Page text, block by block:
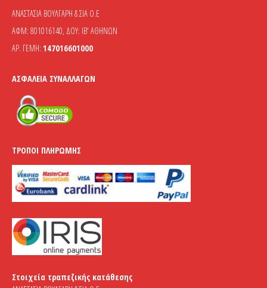
ΑΝΑΣΤΑΣΙΑ ΒΟΥΛΓΑΡΗ & ΣΙΑ Ο.Ε
ΑΦΜ: 801016140, ΔΟΥ: ΙΒ' ΑΘΗΝΩΝ
ΑΡ. ΓΕΜΗ: 147016601000
ΑΣΦΆΛΕΙΑ ΣΥΝΑΛΛΑΓΏΝ
ΤΡΌΠΟΙ ΠΛΗΡΩΜΉΣ
Στοιχεία τραπεζικής κατάθεσης